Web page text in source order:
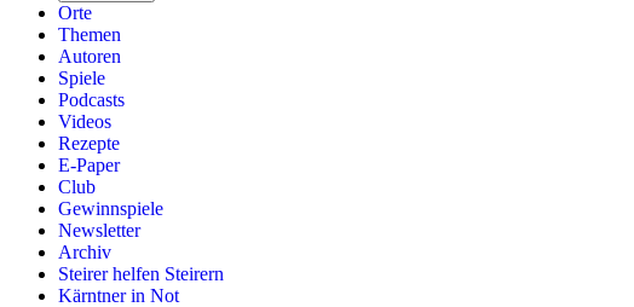
Orte
Themen
Autoren
Spiele
Podcasts
Videos
Rezepte
E-Paper
Club
Gewinnspiele
Newsletter
Archiv
Steirer helfen Steirern
Kärntner in Not